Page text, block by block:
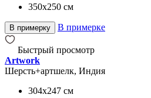
350x250 см
В примерку В примерке
Быстрый просмотр
Artwork
Шерсть+артшелк, Индия
304x247 см